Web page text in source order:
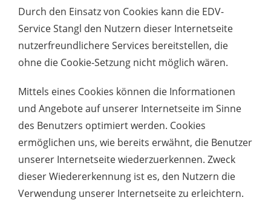
Durch den Einsatz von Cookies kann die EDV-
Service Stangl den Nutzern dieser Internetseite
nutzerfreundlichere Services bereitstellen, die
ohne die Cookie-Setzung nicht möglich wären.
Mittels eines Cookies können die Informationen
und Angebote auf unserer Internetseite im Sinne
des Benutzers optimiert werden. Cookies
ermöglichen uns, wie bereits erwähnt, die Benutzer
unserer Internetseite wiederzuerkennen. Zweck
dieser Wiedererkennung ist es, den Nutzern die
Verwendung unserer Internetseite zu erleichtern.